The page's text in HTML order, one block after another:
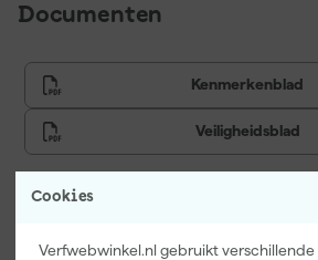
Cookies
Verfwebwinkel.nl gebruikt
Je gebruikt Wijzonol Muurverf Mat binnen
voor een matte afwerking met een snelle
stofdroog na circa 0,5 uur en
Houd tussen de lagen voldoende droogtijd
gelijkmatige afwerking.
Documenten
Kenmerkenblad
Veiligheidsblad